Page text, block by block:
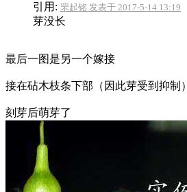
引用: 罘起铭 发表于 2017-5-14 13:19
芽没长
最后一图是另一个嫁接
接在砧木枝条下部（因此芽受到抑制）
刻芽后萌芽了